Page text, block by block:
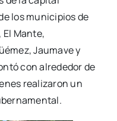
los municipios de
El Mante,
Jaumave y
con alrededor de
realizaron un